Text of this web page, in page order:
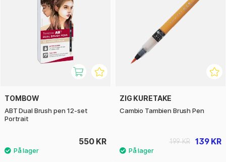
TOMBOW
ABT Dual Brush pen 12-set
Portrait
550 KR
ZIG KURETAKE
Cambio Tambien Brush Pen
139 KR
199 KR